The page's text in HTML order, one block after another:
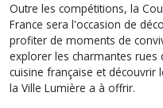
Outre les compétitions, la
France sera l'occasion de
profiter de moments de
explorer les charmantes rues
cuisine française et découvrir
la Ville Lumière a à offrir.